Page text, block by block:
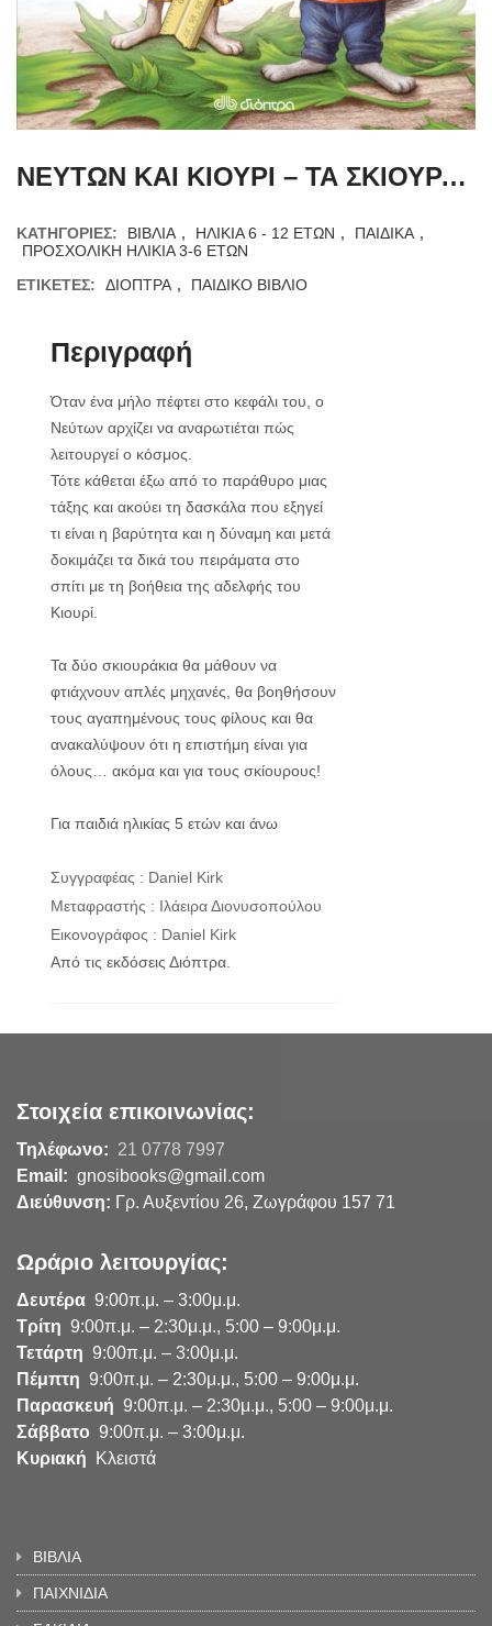
ΝΕΥΤΩΝ ΚΑΙ ΚΙΟΥΡΙ – ΤΑ ΣΚΙΟΥΡΑΚΙΑ ΚΑΙ ΟΙ ΝΟΜΟΙ ΤΗΣ ΦΥΣΙΚΗΣ
ΚΑΤΗΓΟΡΊΕΣ: ΒΙΒΛΙΑ , ΗΛΙΚΙΑ 6 - 12 ΕΤΩΝ , ΠΑΙΔΙΚΑ ,
ΠΡΟΣΧΟΛΙΚΗ ΗΛΙΚΙΑ 3-6 ΕΤΩΝ
ΕΤΙΚΈΤΕΣ:
ΔΙΟΠΤΡΑ , ΠΑΙΔΙΚΟ ΒΙΒΛΙΟ
Περιγραφή
Όταν ένα μήλο πέφτει στο κεφάλι του, ο
Νεύτων αρχίζει να αναρωτιέται πώς
λειτουργεί ο κόσμος.
Τότε κάθεται έξω από το παράθυρο μιας
τάξης και ακούει τη δασκάλα που εξηγεί
τι είναι η βαρύτητα και η δύναμη και μετά
δοκιμάζει τα δικά του πειράματα στο
σπίτι με τη βοήθεια της αδελφής του
Κιουρί.
Τα δύο σκιουράκια θα μάθουν να
φτιάχνουν απλές μηχανές, θα βοηθήσουν
τους αγαπημένους τους φίλους και θα
ανακαλύψουν ότι η επιστήμη είναι για
όλους… ακόμα και για τους σκίουρους!
Για παιδιά ηλικίας 5 ετών και άνω
Συγγραφέας : Daniel Kirk
Μεταφραστής : Ιλάειρα Διονυσοπούλου
Εικονογράφος : Daniel Kirk
Από τις εκδόσεις Διόπτρα.
Στοιχεία επικοινωνίας:
Τηλέφωνο: 21 0778 7997
Email: gnosibooks@gmail.com
Διεύθυνση: Γρ. Αυξεντίου 26, Ζωγράφου 157 71
Ωράριο λειτουργίας:
Δευτέρα 9:00π.μ. – 3:00μ.μ.
Τρίτη 9:00π.μ. – 2:30μ.μ., 5:00 – 9:00μ.μ.
Τετάρτη 9:00π.μ. – 3:00μ.μ.
Πέμπτη 9:00π.μ. – 2:30μ.μ., 5:00 – 9:00μ.μ.
Παρασκευή 9:00π.μ. – 2:30μ.μ., 5:00 – 9:00μ.μ.
Σάββατο 9:00π.μ. – 3:00μ.μ.
Κυριακή Κλειστά
ΒΙΒΛΙΑ
ΠΑΙΧΝΙΔΙΑ